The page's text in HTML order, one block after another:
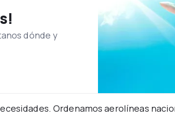
dónde y
Ordenamos aerolíneas